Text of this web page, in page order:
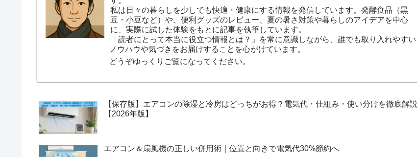
私は日々の暮らしを少しでも快適・健康にする情報を発信しています。発酵食品（黒
豆・小豆など）や、便利グッズのレビュー、夏の暑さ対策や暮らしのアイデアを中心
に、実際に試した体験をもとに記事を執筆しています。
「読者にとって本当に役立つ情報とは？」を常に意識しながら、誰でも取り入れやすい
ノウハウや気づきをお届けすることを心がけています。
どうぞゆっくりご覧になってください。
【保存版】エアコンの除湿と冷房はどっちがお得？電気代・仕組み・使い分けを徹底解説
【2026年版】
エアコン＆扇風機の正しい併用術｜位置と向きで電気代30%節約へ